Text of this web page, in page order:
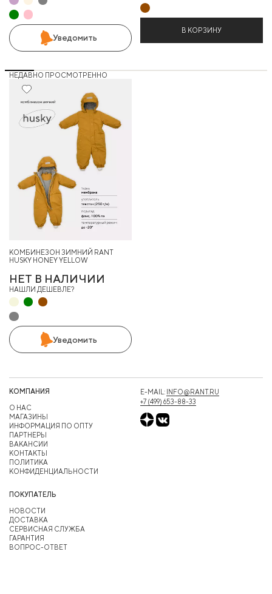
Уведомить
В КОРЗИНУ
НЕДАВНО ПРОСМОТРЕННО
КОМБИНЕЗОН ЗИМНИЙ RANT
HUSKY HONEY YELLOW
НЕТ В НАЛИЧИИ
НАШЛИ ДЕШЕВЛЕ?
Уведомить
КОМПАНИЯ
О НАС
МАГАЗИНЫ
ИНФОРМАЦИЯ ПО ОПТУ
ПАРТНЕРЫ
ВАКАНСИИ
КОНТАКТЫ
ПОЛИТИКА
КОНФИДЕНЦИАЛЬНОСТИ
ПОКУПАТЕЛЬ
НОВОСТИ
ДОСТАВКА
СЕРВИСНАЯ СЛУЖБА
ГАРАНТИЯ
ВОПРОС-ОТВЕТ
E-MAIL: INFO@RANT.RU
+7 (499) 653-88-33